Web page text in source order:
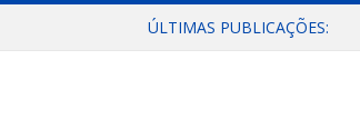
ÚLTIMAS PUBLICAÇÕES: